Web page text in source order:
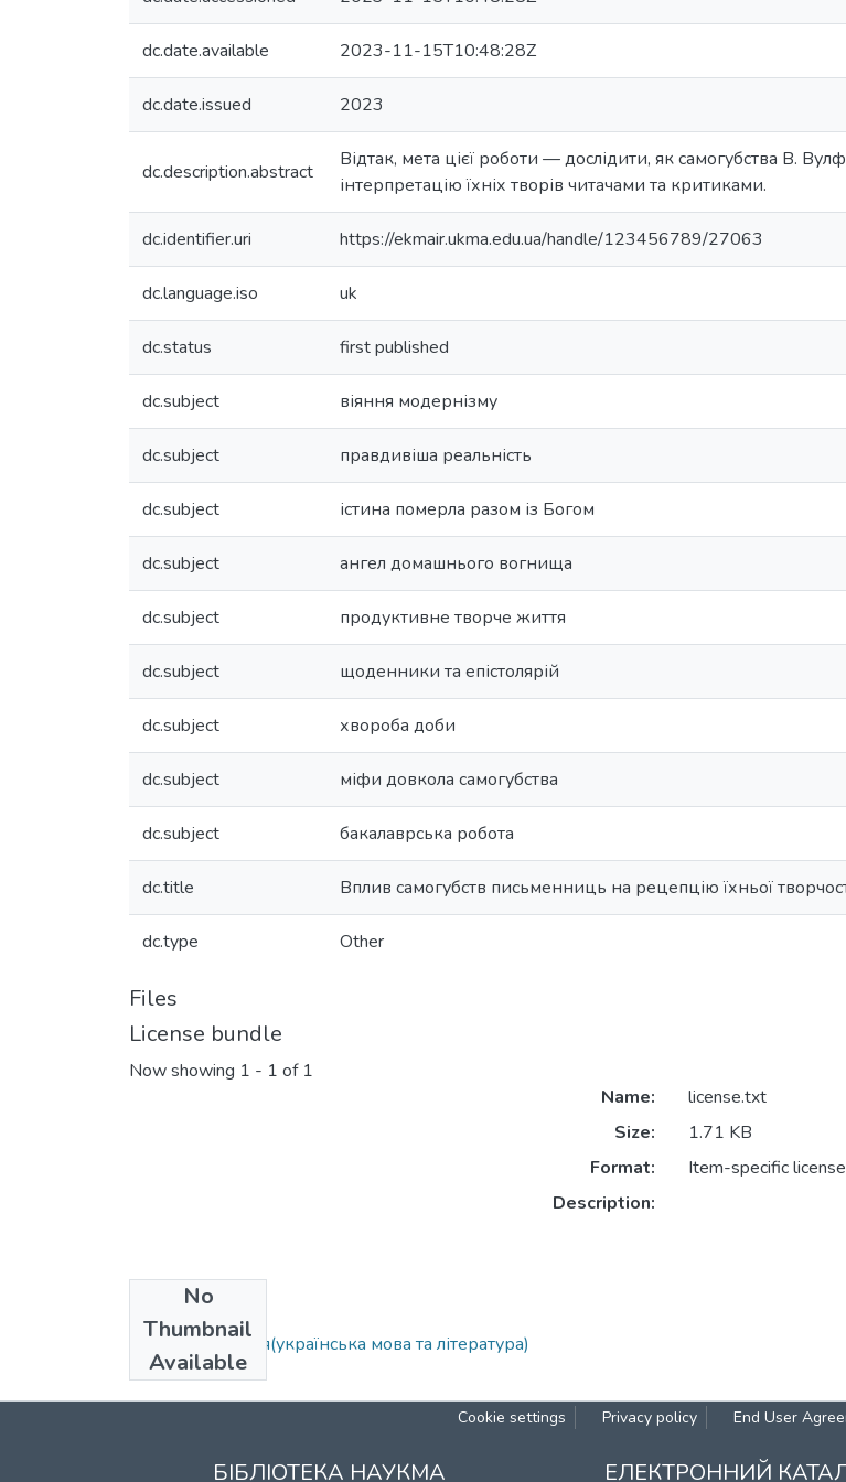
dc.date.available 2023-11-15T10:48:28Z
dc.date.issued 2023
dc.description.abstract
Відтак, мета цієї роботи — дослідити, як самогубства В.
інтерпретацію їхніх творів читачами та критиками.
dc.identifier.uri https://ekmair.ukma.edu.ua/handle/123456789/27063
dc.language.iso uk
dc.status first published
dc.subject віяння модернізму
dc.subject правдивіша реальність
dc.subject істина померла разом із Богом
dc.subject ангел домашнього вогнища
dc.subject продуктивне творче життя
dc.subject щоденники та епістолярій
dc.subject хвороба доби
dc.subject міфи довкола самогубства
dc.subject бакалаврська робота
dc.title Вплив самогубств письменниць на рецепцію їхньої
dc.type Other
Files
License bundle
Now showing 1 - 1 of 1
No
Thumbnail
Available
Name:
license.txt
Size:
1.71 KB
Format:
Item-specific
Description:
Collections
В11.01 Філологія(українська мова та література)
Cookie settings Privacy policy End User
БІБЛІОТЕКА НАУКМА ЕЛЕКТРОННИЙ